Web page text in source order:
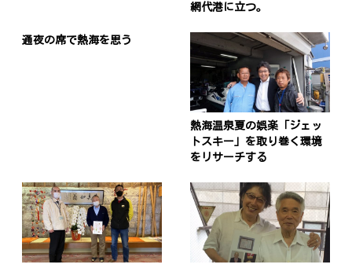
網代港に立つ。
通夜の席で熱海を思う
熱海温泉夏の娯楽「ジェッ
トスキー」を取り巻く環境
をリサーチする